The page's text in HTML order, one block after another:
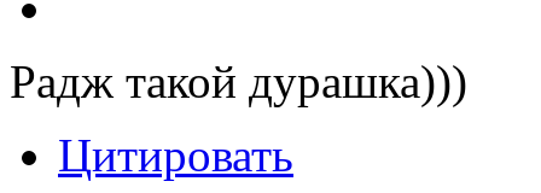
Радж такой дурашка)))
Цитировать